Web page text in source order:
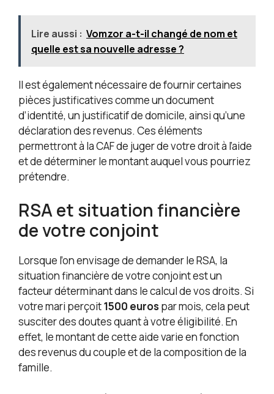
Lire aussi : Vomzor a-t-il changé de nom et
quelle est sa nouvelle adresse ?
Il est également nécessaire de fournir certaines
pièces justificatives comme un document
d’identité, un justificatif de domicile, ainsi qu’une
déclaration des revenus. Ces éléments
permettront à la CAF de juger de votre droit à l’aide
et de déterminer le montant auquel vous pourriez
prétendre.
RSA et situation financière
de votre conjoint
Lorsque l’on envisage de demander le RSA, la
situation financière de votre conjoint est un
facteur déterminant dans le calcul de vos droits. Si
votre mari perçoit1500 euros par mois, cela peut
susciter des doutes quant à votre éligibilité. En
effet, le montant de cette aide varie en fonction
des revenus du couple et de la composition de la
famille.